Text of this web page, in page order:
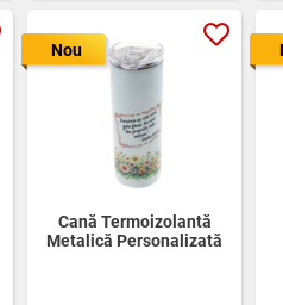
Cană Termoizolantă
Metalică Personalizată
Nou